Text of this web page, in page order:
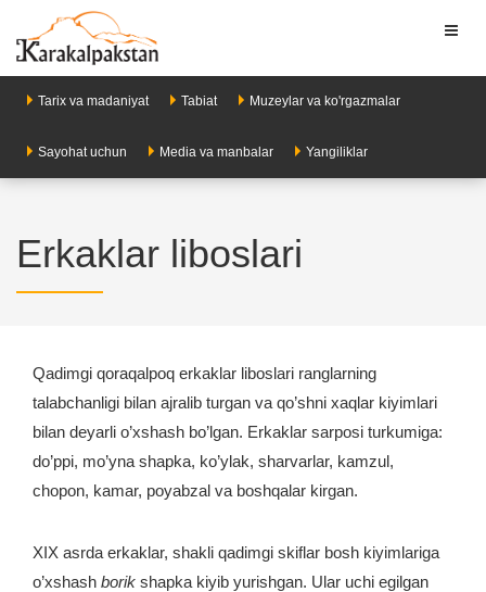
Tarix va madaniyat Tabiat Muzeylar va ko'rgazmalar
Sayohat uchun Media va manbalar Yangiliklar
Erkaklar liboslari
Qadimgi qoraqalpoq erkaklar liboslari ranglarning
talabchanligi bilan ajralib turgan va qo’shni xaqlar kiyimlari
bilan deyarli o’xshash bo’lgan. Erkaklar sarposi turkumiga:
do’ppi, mo’yna shapka, ko’ylak, sharvarlar, kamzul,
chopon, kamar, poyabzal va boshqalar kirgan.
XIX asrda erkaklar, shakli qadimgi skiflar bosh kiyimlariga
o’xshash borik shapka kiyib yurishgan. Ular uchi egilgan